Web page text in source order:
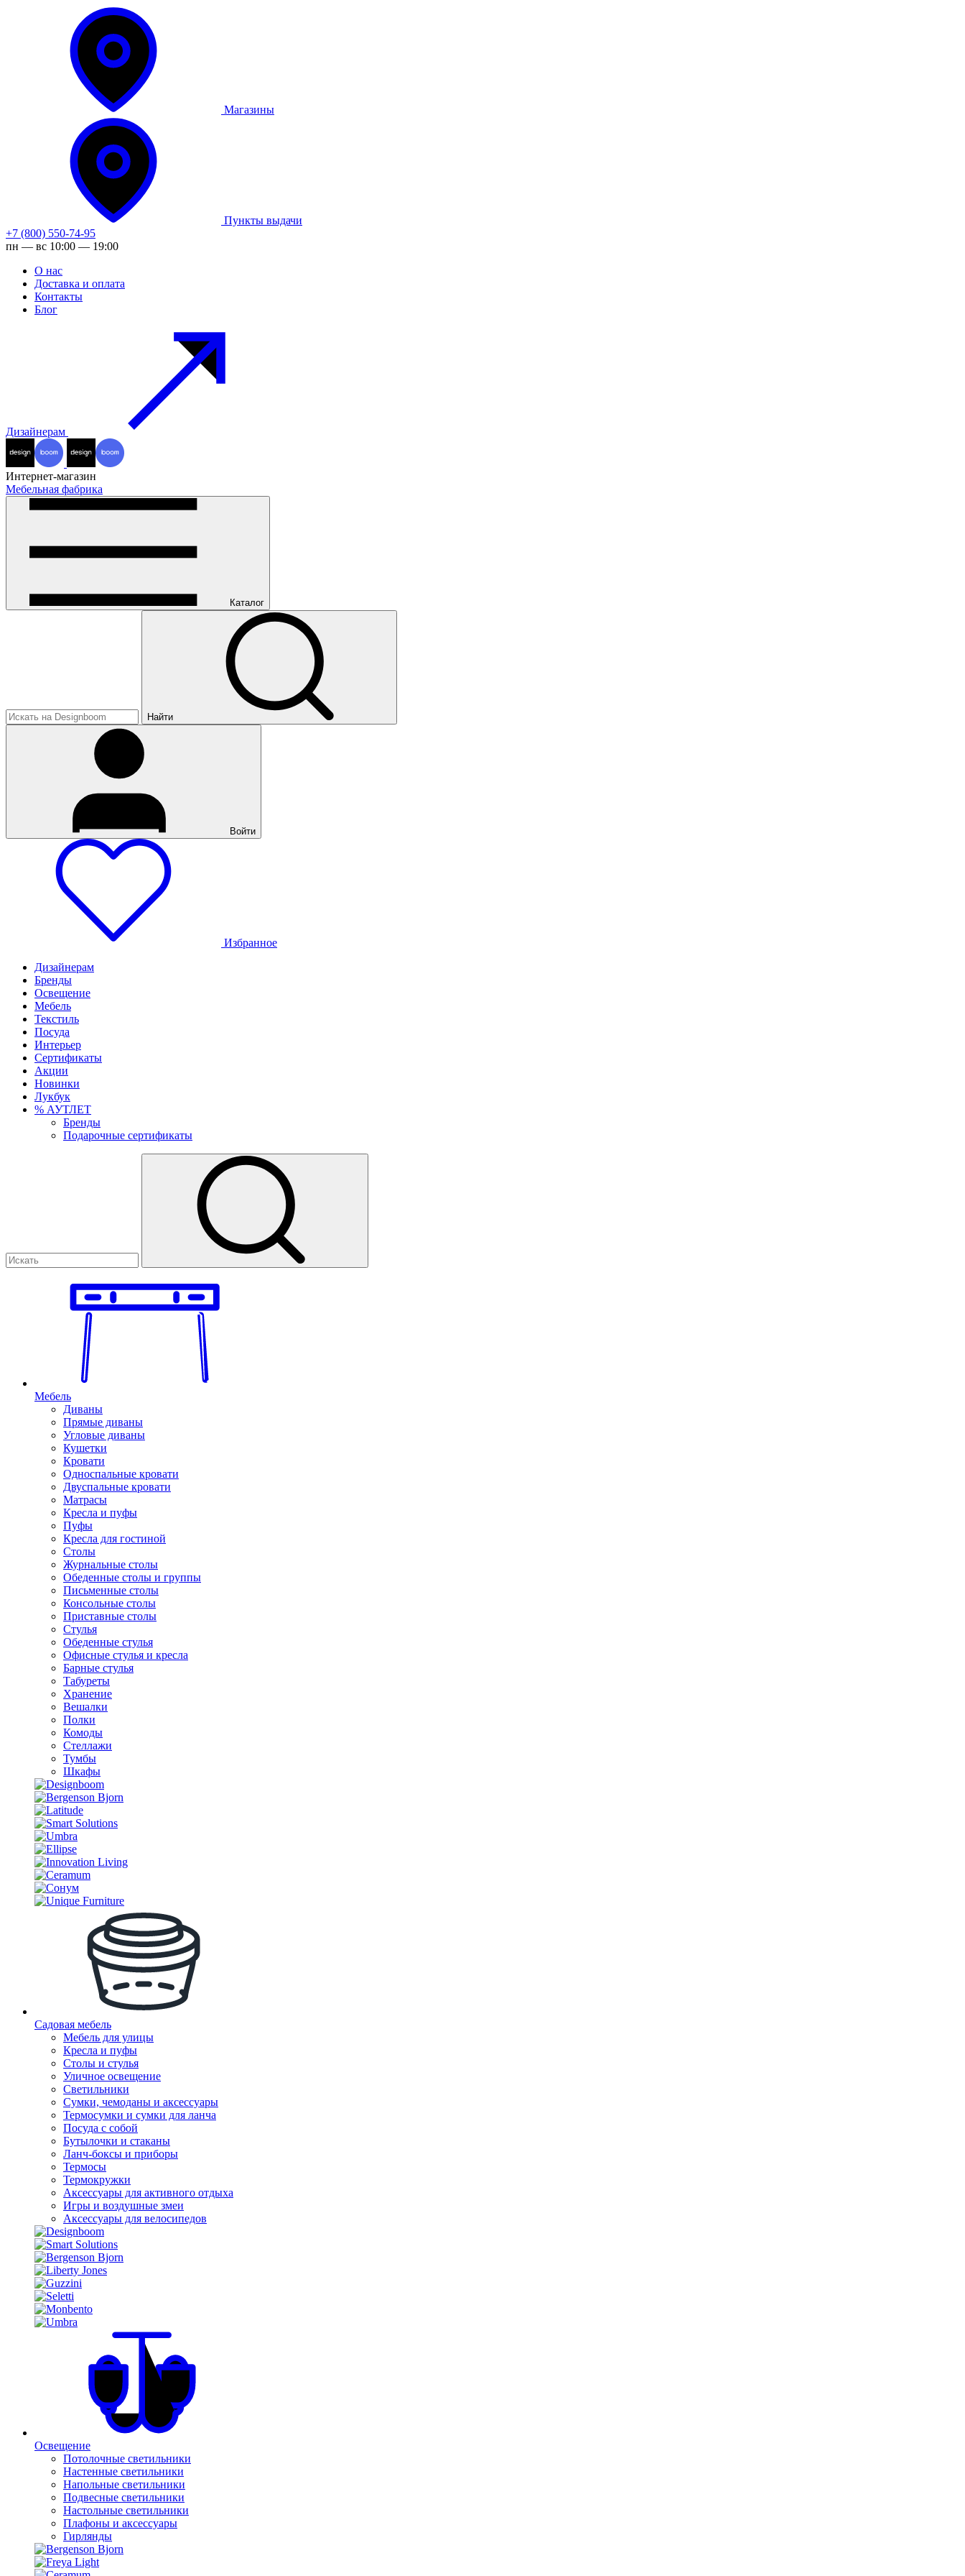
Магазины
Пункты выдачи
+7 (800) 550-74-95
пн — вс 10:00 — 19:00
О нас
Доставка и оплата
Контакты
Блог
Дизайнерам
Интернет-магазин
Мебельная фабрика
Каталог
Найти
Войти
Избранное
Дизайнерам
Бренды
Освещение
Мебель
Текстиль
Посуда
Интерьер
Сертификаты
Акции
Новинки
Лукбук
% АУТЛЕТ
Бренды
Подарочные сертификаты
Мебель
Диваны
Прямые диваны
Угловые диваны
Кушетки
Кровати
Односпальные кровати
Двуспальные кровати
Матрасы
Кресла и пуфы
Пуфы
Кресла для гостиной
Столы
Журнальные столы
Обеденные столы и группы
Письменные столы
Консольные столы
Приставные столы
Стулья
Обеденные стулья
Офисные стулья и кресла
Барные стулья
Табуреты
Хранение
Вешалки
Полки
Комоды
Стеллажи
Тумбы
Шкафы
Садовая мебель
Мебель для улицы
Кресла и пуфы
Столы и стулья
Уличное освещение
Светильники
Сумки, чемоданы и аксессуары
Термосумки и сумки для ланча
Посуда с собой
Бутылочки и стаканы
Ланч-боксы и приборы
Термосы
Термокружки
Аксессуары для активного отдыха
Игры и воздушные змеи
Аксессуары для велосипедов
Освещение
Потолочные светильники
Настенные светильники
Напольные светильники
Подвесные светильники
Настольные светильники
Плафоны и аксессуары
Гирлянды